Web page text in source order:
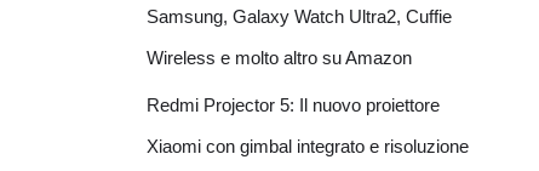
Samsung, Galaxy Watch Ultra2, Cuffie
Wireless e molto altro su Amazon
Redmi Projector 5: Il nuovo proiettore
Xiaomi con gimbal integrato e risoluzione